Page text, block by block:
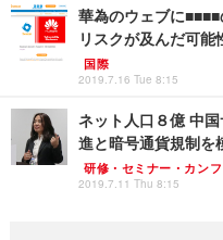
華為のウェブに
リスクが及んだ可
国際
2019.7.16 Tue 8:15
ネット人口８億 中
進と暗号通貨規制を
研修・セミナー・カン
2019.7.11 Thu 8:15